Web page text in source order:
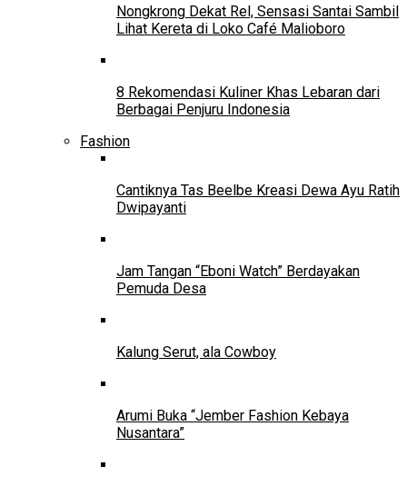
Nongkrong Dekat Rel, Sensasi Santai Sambil
Lihat Kereta di Loko Café Malioboro
8 Rekomendasi Kuliner Khas Lebaran dari
Berbagai Penjuru Indonesia
Fashion
Cantiknya Tas Beelbe Kreasi Dewa Ayu Ratih
Dwipayanti
Jam Tangan “Eboni Watch” Berdayakan
Pemuda Desa
Kalung Serut, ala Cowboy
Arumi Buka “Jember Fashion Kebaya
Nusantara”